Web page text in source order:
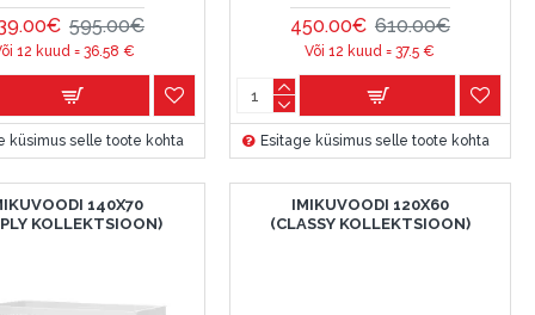
595.00€
12 kuud =36.58 €
küsimus selle toote kohta
450.00€ 610.00€
Või 12 kuud =37.5 €
Esitage küsimus selle toote kohta
140X70
KOLLEKTSIOON)
IMIKUVOODI 120X60
(CLASSY KOLLEKTSIOON)